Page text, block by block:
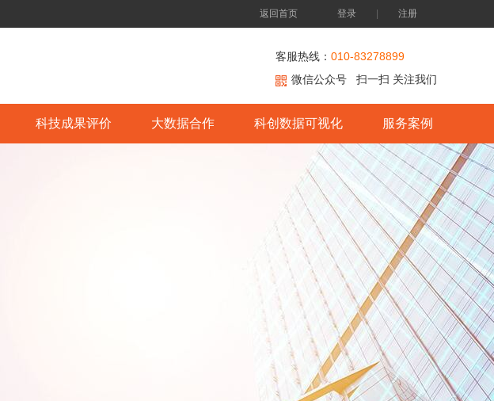
返回首页 登录 注册
客服热线： 010-83278899
微信公众号 扫一扫 关注我们
科技成果评价 大数据合作 科创数据可视化 服务案例